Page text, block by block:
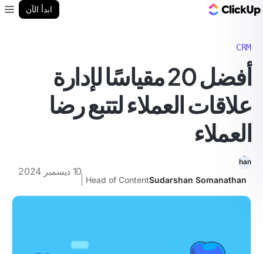
ابدأ الآن
CRM
أفضل 20 مقياسًا لإدارة
علاقات العملاء لتتبع رضا
العملاء
Sudarshan Somanathan
Head of Content
10 ديسمبر 2024